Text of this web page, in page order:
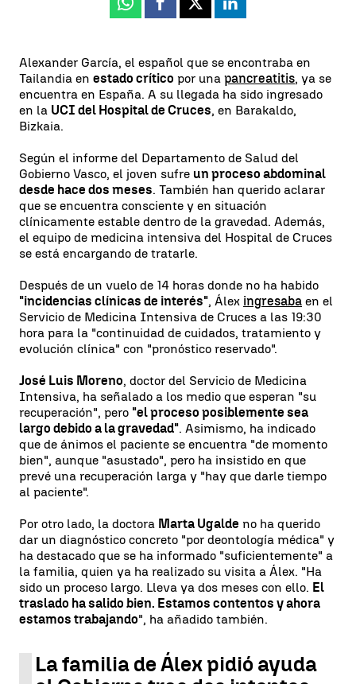
Whatsapp
Facebook
X Linkedin
Alexander García, el español que se encontraba en
Tailandia en estado crítico por una pancreatitis, ya se
encuentra en España. A su llegada ha sido ingresado
en la UCI del Hospital de Cruces, en Barakaldo,
Bizkaia.
Según el informe del Departamento de Salud del
Gobierno Vasco, el joven sufre un proceso abdominal
desde hace dos meses. También han querido aclarar
que se encuentra consciente y en situación
clínicamente estable dentro de la gravedad. Además,
el equipo de medicina intensiva del Hospital de Cruces
se está encargando de tratarle.
Después de un vuelo de 14 horas donde no ha habido
"incidencias clínicas de interés", Álex ingresaba en el
Servicio de Medicina Intensiva de Cruces a las 19:30
hora para la "continuidad de cuidados, tratamiento y
evolución clínica" con "pronóstico reservado".
José Luis Moreno, doctor del Servicio de Medicina
Intensiva, ha señalado a los medio que esperan "su
recuperación", pero "el proceso posiblemente sea
largo debido a la gravedad". Asimismo, ha indicado
que de ánimos el paciente se encuentra "de momento
bien", aunque "asustado", pero ha insistido en que
prevé una recuperación larga y "hay que darle tiempo
al paciente".
Por otro lado, la doctora Marta Ugalde no ha querido
dar un diagnóstico concreto "por deontología médica" y
ha destacado que se ha informado "suficientemente" a
la familia, quien ya ha realizado su visita a Álex. "Ha
sido un proceso largo. Lleva ya dos meses con ello. El
traslado ha salido bien. Estamos contentos y ahora
estamos trabajando", ha añadido también.
La familia de Álex pidió ayuda